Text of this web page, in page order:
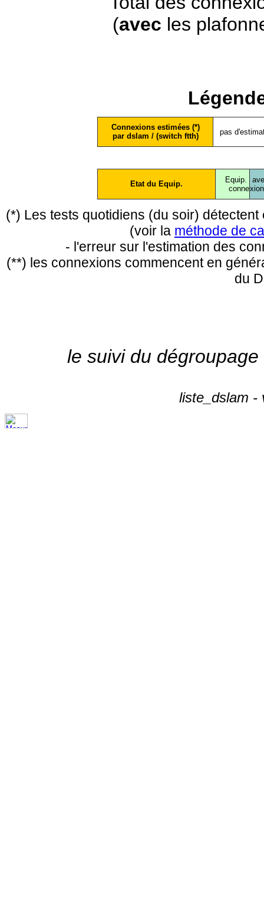
(avec les
Connexions estimées (*)
par dslam / (switch ftth)
pas
Etat du Equip.
Equip.
conne
(*) Les tests quotidiens (du soir)
(voir la méthode de
- l'erreur sur l'estimation des
(**) les connexions commencent en
du
le suivi du
liste_dslam -